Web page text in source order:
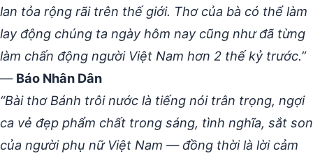
lan tỏa rộng rãi trên thế giới. Thơ của bà có thể làm
lay động chúng ta ngày hôm nay cũng như đã từng
làm chấn động người Việt Nam hơn 2 thế kỷ trước.”
— Báo Nhân Dân
“Bài thơ Bánh trôi nước là tiếng nói trân trọng, ngợi
ca vẻ đẹp phẩm chất trong sáng, tình nghĩa, sắt son
của người phụ nữ Việt Nam — đồng thời là lời cảm